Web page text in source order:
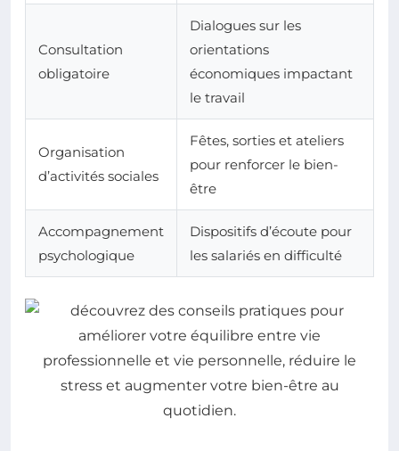
Consultation
obligatoire
Dialogues sur les
orientations
économiques impactant
le travail
Organisation
d’activités sociales
Fêtes, sorties et ateliers
pour renforcer le bien-
être
Accompagnement
psychologique
Dispositifs d’écoute pour
les salariés en difficulté